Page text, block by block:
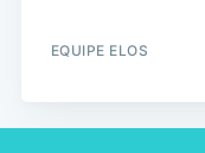
EQUIPE ELOS